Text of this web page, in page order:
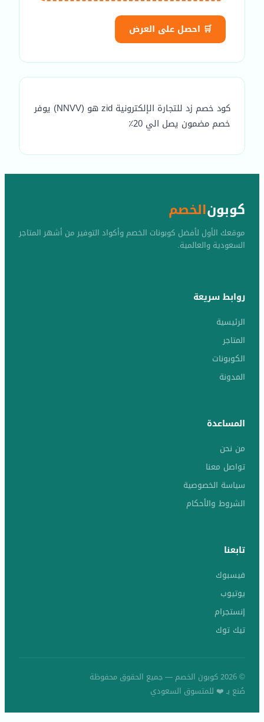
🛒 احصل على العرض
كود خصم زد للتجارة الإلكترونية zid هو (NNVV) يوفر
خصم مضمون يصل الي 20٪
كوبونالخصم
موقعك الأول لأفضل كوبونات الخصم وأكواد التوفير من أشهر المتاجر
السعودية والعالمية.
روابط سريعة
الرئيسية
المتاجر
الكوبونات
المدونة
المساعدة
من نحن
تواصل معنا
سياسة الخصوصية
الشروط والأحكام
تابعنا
فيسبوك
يوتيوب
إنستجرام
تيك توك
© 2026 كوبون الخصم — جميع الحقوق محفوظة
صُنع بـ ❤️ للمتسوق السعودي